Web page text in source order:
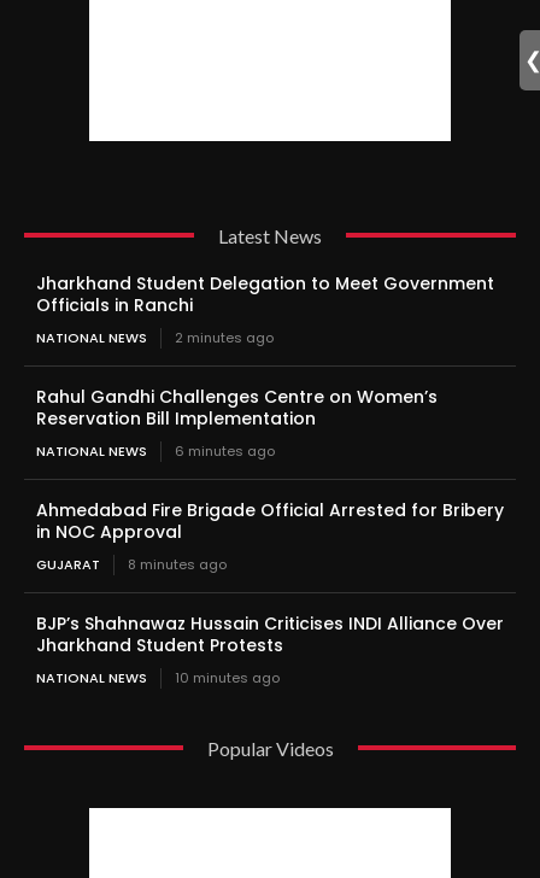
Latest News
Jharkhand Student Delegation to Meet Government
Officials in Ranchi
NATIONAL NEWS 2 minutes ago
Rahul Gandhi Challenges Centre on Women’s
Reservation Bill Implementation
NATIONAL NEWS 6 minutes ago
Ahmedabad Fire Brigade Official Arrested for Bribery
in NOC Approval
GUJARAT 8 minutes ago
BJP’s Shahnawaz Hussain Criticises INDI Alliance Over
Jharkhand Student Protests
NATIONAL NEWS 10 minutes ago
Popular Videos